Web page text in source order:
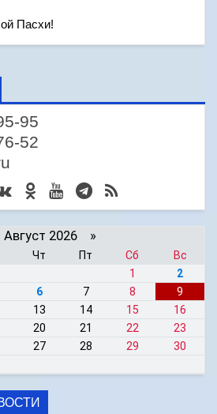
Пасхи!
95
52
2026 »
Чт Пт Сб
Вс
1
2
6 7 8
9
13 14 15
16
20 21 22
23
27 28 29
30